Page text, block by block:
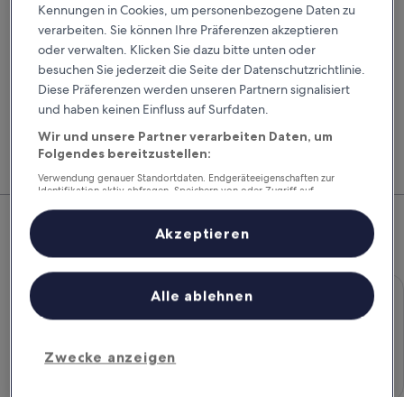
Ich habe einen Rabattcode
Suchen
Vergleiche Autovermieter und buche Flug, Hotel
und Mietwagen zusammen, um noch mehr zu
sparen.
Top-Mietwagenangebote –
Flieden
Economy
Chevrolet Spark
Economy Chevrolet Spark
Kennungen in Cookies, um personenbezogene Daten zu
verarbeiten. Sie können Ihre Präferenzen akzeptieren
oder verwalten. Klicken Sie dazu bitte unten oder
besuchen Sie jederzeit die Seite der Datenschutzrichtlinie.
Diese Präferenzen werden unseren Partnern signalisiert
und haben keinen Einfluss auf Surfdaten.
Wir und unsere Partner verarbeiten Daten, um
Folgendes bereitzustellen:
Verwendung genauer Standortdaten. Endgeräteeigenschaften zur
Identifikation aktiv abfragen. Speichern von oder Zugriff auf
Inhalte, Messung von Werbeleistung und der Performance von Inhalten,
Zielgruppenforschung sowie Entwicklung und Verbesserung von
Liste der Partner (Lieferanten)
Zwecke anzeigen
Alle ablehnen
Akzeptieren